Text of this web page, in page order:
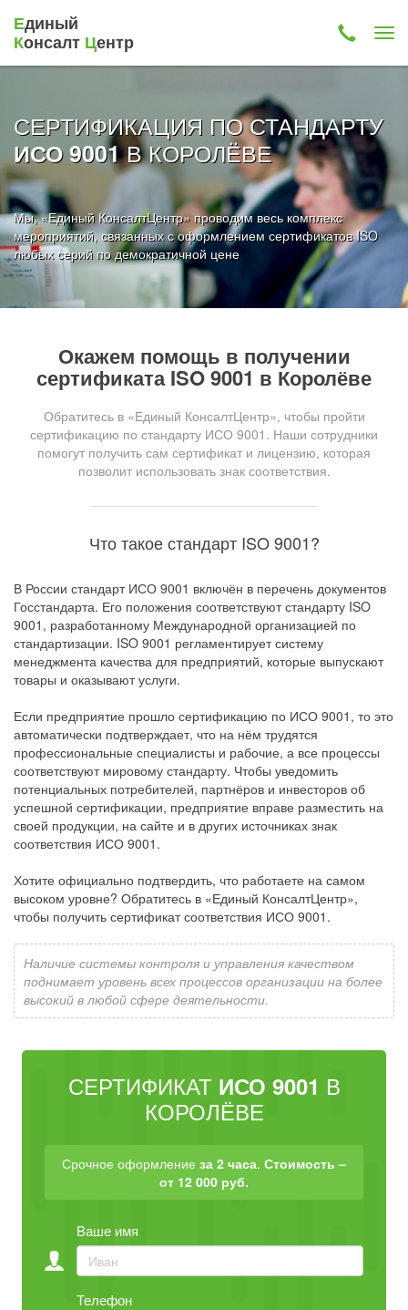
Единый
Консалт Центр
СЕРТИФИКАЦИЯ ПО СТАНДАРТУ
ИСО 9001В КОРОЛЁВЕ
Мы, «Единый КонсалтЦентр» проводим весь комплекс
мероприятий, связанных с оформлением сертификатов ISO
любых серий по демократичной цене
Окажем помощь в получении
сертификата ISO 9001 в Королёве
Обратитесь в «Единый КонсалтЦентр», чтобы пройти
сертификацию по стандарту ИСО 9001. Наши сотрудники
помогут получить сам сертификат и лицензию, которая
позволит использовать знак соответствия.
Что такое стандарт ISO 9001?
В России стандарт ИСО 9001 включён в перечень документов
Госстандарта. Его положения соответствуют стандарту ISO
9001, разработанному Международной организацией по
стандартизации. ISO 9001 регламентирует систему
менеджмента качества для предприятий, которые выпускают
товары и оказывают услуги.
Если предприятие прошло сертификацию по ИСО 9001, то это
автоматически подтверждает, что на нём трудятся
профессиональные специалисты и рабочие, а все процессы
соответствуют мировому стандарту. Чтобы уведомить
потенциальных потребителей, партнёров и инвесторов об
успешной сертификации, предприятие вправе разместить на
своей продукции, на сайте и в других источниках знак
соответствия ИСО 9001.
Хотите официально подтвердить, что работаете на самом
высоком уровне? Обратитесь в «Единый КонсалтЦентр»,
чтобы получить сертификат соответствия ИСО 9001.
Наличие системы контроля и управления качеством
поднимает уровень всех процессов организации на более
высокий в любой сфере деятельности.
СЕРТИФИКАТ ИСО 9001 В
КОРОЛЁВЕ
Срочное оформление за 2 часа. Стоимость –
от 12 000 руб.
Ваше имя
Телефон